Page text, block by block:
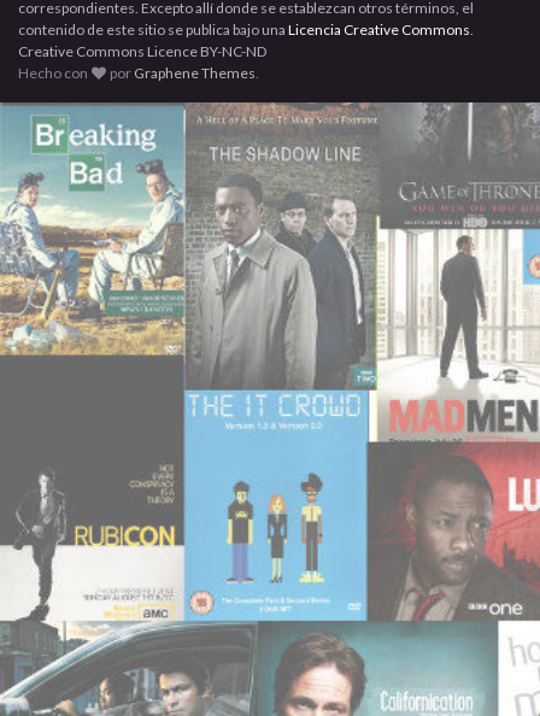
correspondientes. Excepto allí donde se establezcan otros términos, el
contenido de este sitio se publica bajo una Licencia Creative Commons.
Creative Commons Licence BY-NC-ND
Hecho con
por Graphene Themes.